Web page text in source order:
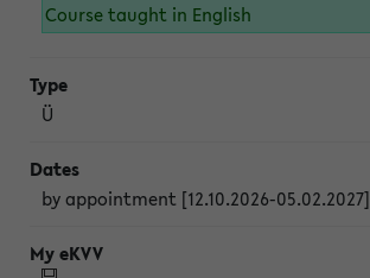
Course taught in English
Ü
by appointment [12.10.2026-05.02.2027]